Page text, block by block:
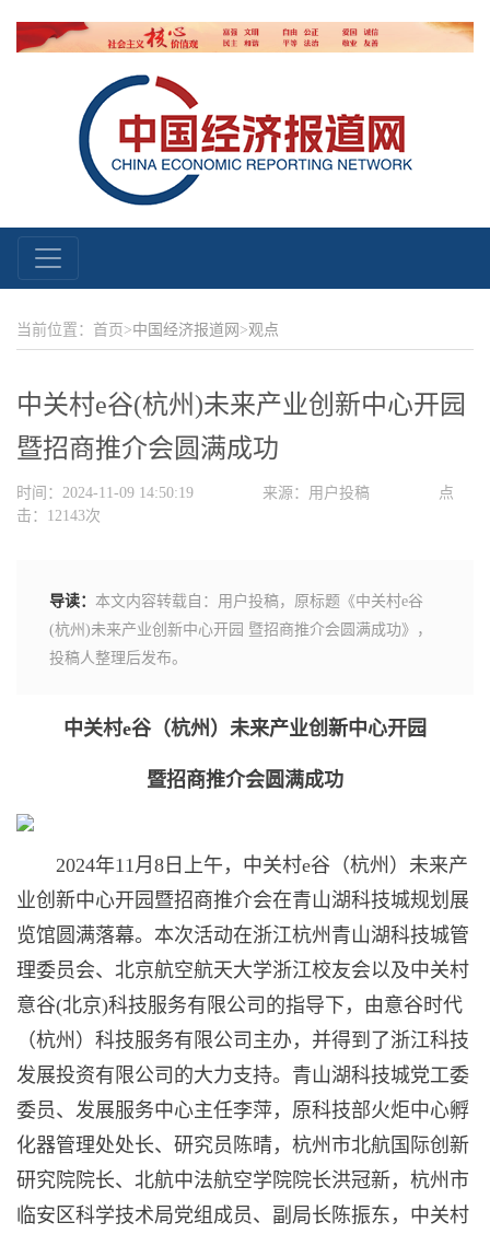
当前位置：首页>中国经济报道网 >观点
中关村e谷(杭州)未来产业创新中心开园
暨招商推介会圆满成功
时间：2024-11-09 14:50:19 来源：用户投稿
点
击：12143次
导读： 本文内容转载自：用户投稿，原标题《中关村e谷
(杭州)未来产业创新中心开园 暨招商推介会圆满成功》，
投稿人整理后发布。
中关村e谷（杭州）未来产业创新中心开园
暨招商推介会圆满成功
2024年11月8日上午，中关村e谷（杭州）未来产
业创新中心开园暨招商推介会在青山湖科技城规划展
览馆圆满落幕。本次活动在浙江杭州青山湖科技城管
理委员会、北京航空航天大学浙江校友会以及中关村
意谷(北京)科技服务有限公司的指导下，由意谷时代
（杭州）科技服务有限公司主办，并得到了浙江科技
发展投资有限公司的大力支持。青山湖科技城党工委
委员、发展服务中心主任李萍，原科技部火炬中心孵
化器管理处处长、研究员陈晴，杭州市北航国际创新
研究院院长、北航中法航空学院院长洪冠新，杭州市
临安区科学技术局党组成员、副局长陈振东，中关村